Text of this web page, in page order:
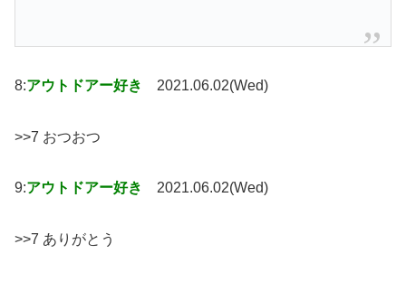
8:アウトドアー好き 2021.06.02(Wed)
>>7 おつおつ
9:アウトドアー好き 2021.06.02(Wed)
>>7 ありがとう